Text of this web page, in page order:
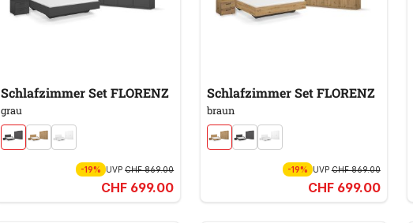
Schlafzimmer Set FLORENZ
grau
-19% UVPCHF 869.00
CHF 699.00
Schlafzimmer Set FLORENZ
braun
-19% UVPCHF 869.00
CHF 699.00